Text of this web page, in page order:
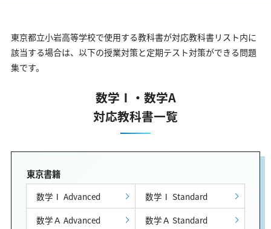
東京都立小岩高等学校で使用する教科書が対応教科書リスト内に
該当する場合は、以下の授業対策と定期テスト対策ができる問題
集です。
数学Ⅰ・数学A
対応教科書一覧
東京書籍
数学Ⅰ Advanced
数学Ⅰ Standard
数学Ａ Advanced
数学Ａ Standard